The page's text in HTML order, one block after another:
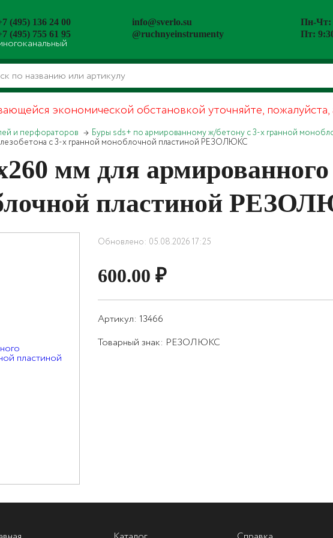
(495) 136 24 00
(495) 755 61 95
info@sverlo.su
@ruchnyeinstrumenty
Пн-Чт:
Пт:
экономической обстановкой уточняйте,
и перфораторов
Буры sds+ по армированному ж/бетону с 3-х гранной
с 3-х гранной моноблочной пластиной РЕЗОЛЮКС
мм для армированного
пластиной
Обновлено: 05.08.2026 17:25
600.00 ₽
Артикул: 13466
Товарный знак: РЕЗОЛЮКС